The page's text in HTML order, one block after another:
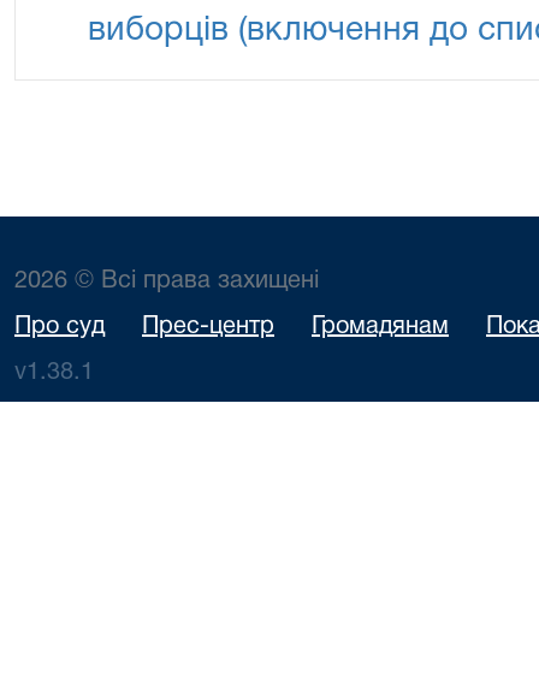
виборців (включення до
2026 © Всі права захищені
Про суд Прес-центр Громадянам
v1.38.1